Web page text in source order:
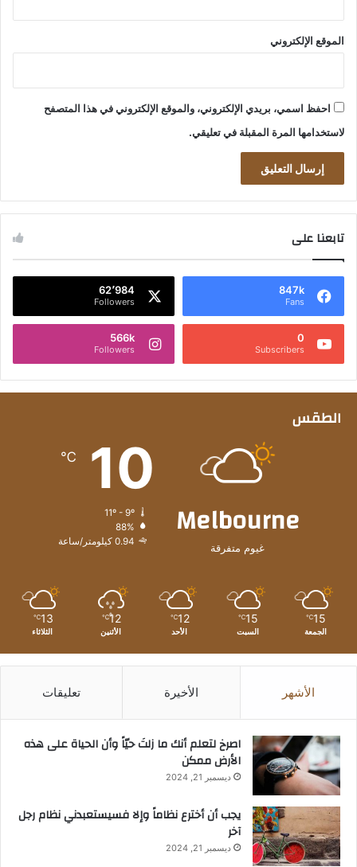
الموقع الإلكتروني
احفظ اسمي، بريدي الإلكتروني، والموقع الإلكتروني في هذا المتصفح
لاستخدامها المرة المقبلة في تعليقي.
تابعنا على
847k
Fans
62٬984
Followers
0
Subscribers
566k
Followers
الطقس
Melbourne
غيوم متفرقة
10
℃
11º - 9º
88%
0.94 كيلومتر/ساعة
15
℃
الجمعة
15
℃
السبت
12
℃
الأحد
12
℃
الأثنين
13
℃
الثلاثاء
الأشهر الأخيرة تعليقات
‫اصرخ لتعلم أنك ما زلتَ حيّاً وأن الحياة على هذه
الأرض ممكن
ديسمبر 21, 2024
يجب أن أخترع نظاماً وإلا فسيستعبدني نظام رجل
آخر
ديسمبر 21, 2024